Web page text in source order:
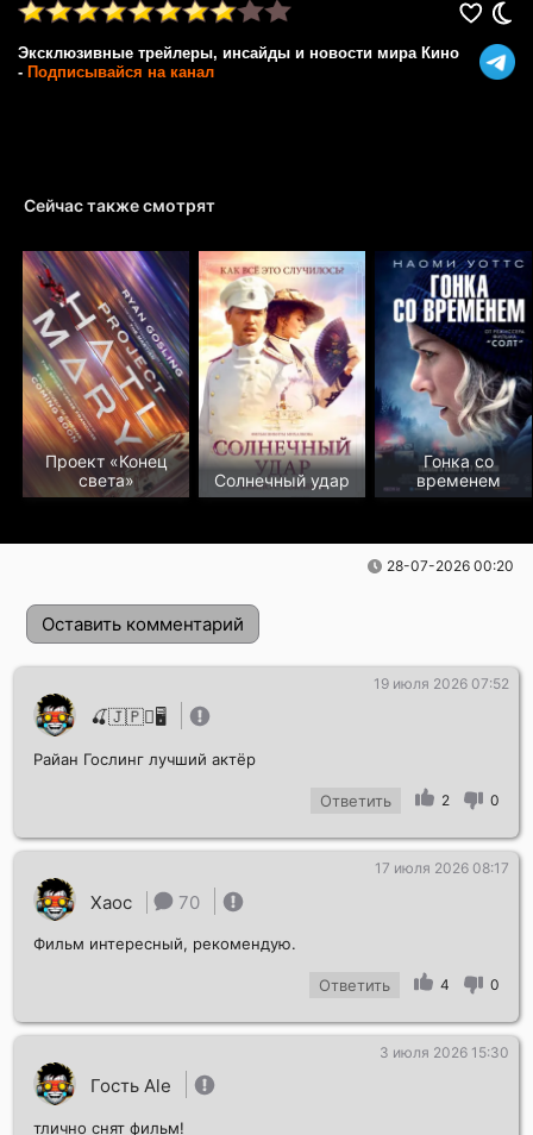
Эксклюзивные трейлеры, инсайды и новости мира Кино
- Подписывайся на канал
Сейчас также смотрят
Проект «Конец
света»
Солнечный удар
Гонка со
временем
28-07-2026 00:20
Оставить комментарий
Отправить!
🍒🇯🇵🪉🖥️
19 июля 2026 07:52
Райан Гослинг лучший актёр
Ответить 2 0
Хаос 70
17 июля 2026 08:17
Фильм интересный, рекомендую.
Ответить 4 0
Гость Ale
3 июля 2026 15:30
тлично снят фильм!